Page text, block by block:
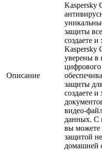
Описание
Kaspersky
защиты
создаете
Kaspersky
уверены в
защиты
создаете
видео-
данных. С
вы можете
защитой
домашней